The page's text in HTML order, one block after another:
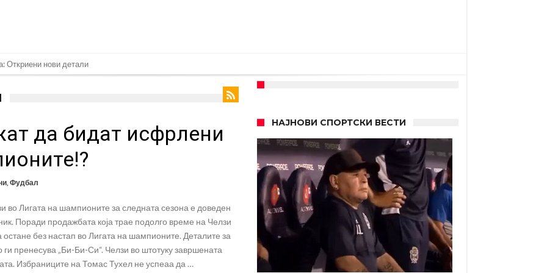
за напад во ноќен клуб – ќе оди на суд!
Родри ќе стане новиот фудбалер на Барселона
Барселона?
сè досега го поддржал?
разнесам Меси со четири бомби“
евра, но не го затвора паричникот – ќе има уште засилувања!
да ја отвори касата, дали има 100.000.000 евра за да ги задоволи Германците?
од планетата најдобро покажува кој е и што е Лука Модриќ
да бидат исфрлени
, Фудбал
во Лигата на шампионите за следната сезона е доведен
Поради продажбата која трае подолго време на Челзи
остане без настап во Лигата на шампионите. Деталите за
ги пренесува „Би-Би-Си“. Челзи во штотуку завршената
Избраниците на Томас Тухел не успеаа да …
НАЈНОВИ СПОРТСКИ ВЕСТИ